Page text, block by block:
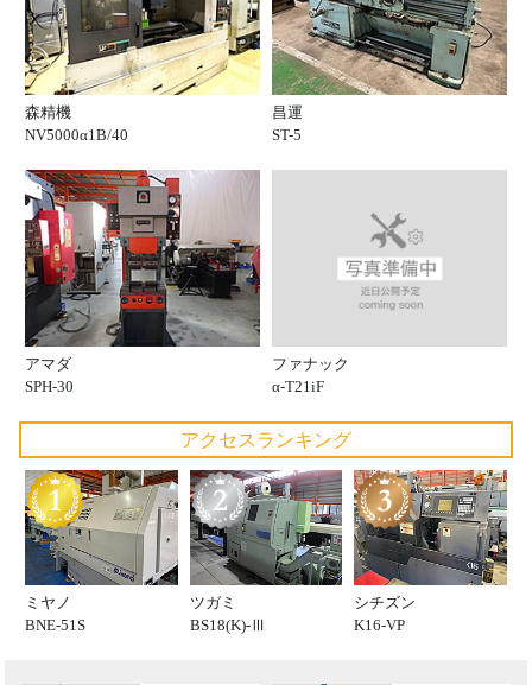
森精機
NV5000α1B/40
昌運
ST-5
アマダ
SPH-30
ファナック
α-T21iF
アクセスランキング
ミヤノ
BNE-51S
ツガミ
BS18(K)-Ⅲ
シチズン
K16-VP